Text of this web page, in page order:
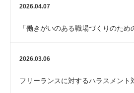
れました
2026.04.07
「働きがいのある職場づくりのため
（厚生労働省）
2026.03.06
フリーランスに対するハラスメント